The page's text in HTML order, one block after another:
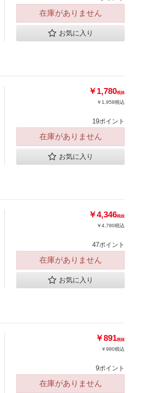
在庫がありません
お気に入り
￥1,780税抜
￥1,958税込
19ポイント
在庫がありません
お気に入り
￥4,346税抜
￥4,780税込
47ポイント
在庫がありません
お気に入り
￥891税抜
￥980税込
9ポイント
在庫がありません